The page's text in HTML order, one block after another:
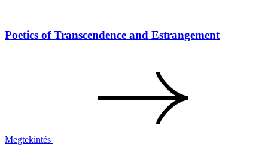
Poetics of Transcendence and Estrangement
Megtekintés